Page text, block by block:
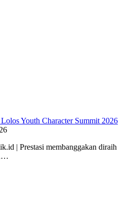
Youth Character Summit 2026
| Prestasi membanggakan diraih